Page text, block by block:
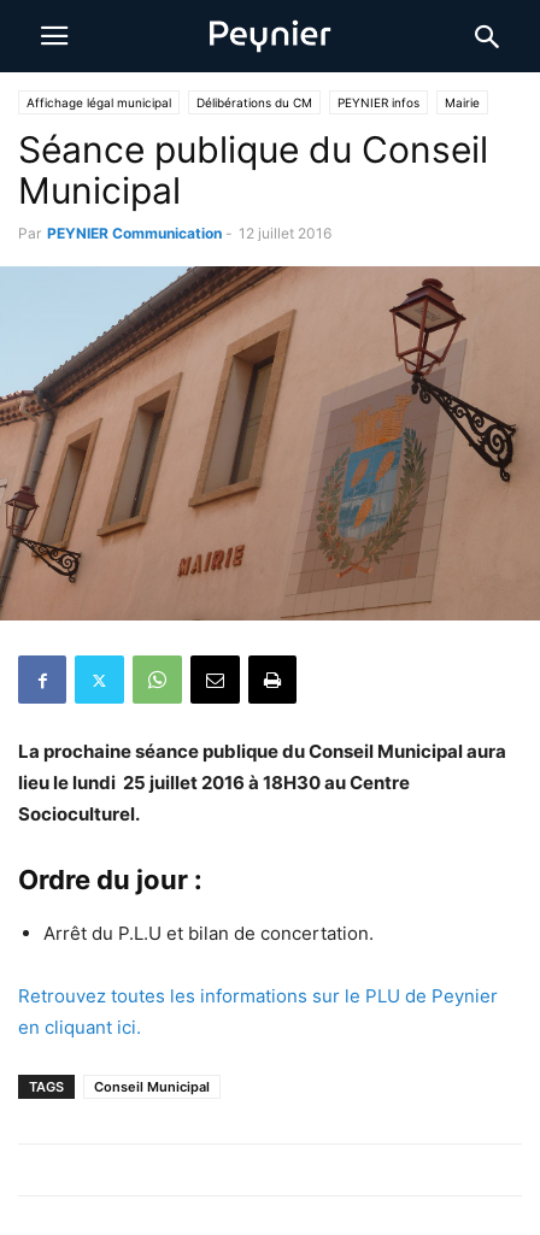
Affichage légal municipal Délibérations du CM PEYNIER infos Mairie
Séance publique du Conseil
Municipal
Par PEYNIER Communication - 12 juillet 2016
La prochaine séance publique du Conseil Municipal aura
lieu le lundi 25 juillet 2016 à 18H30 au Centre
Socioculturel.
Ordre du jour :
Arrêt du P.L.U et bilan de concertation.
Retrouvez toutes les informations sur le PLU de Peynier
en cliquant ici.
TAGS Conseil Municipal